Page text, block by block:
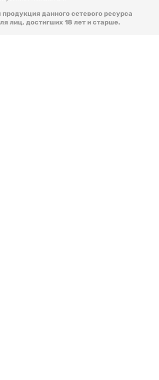
данного сетевого ресурса
лиц, достигших 18 лет и старше.